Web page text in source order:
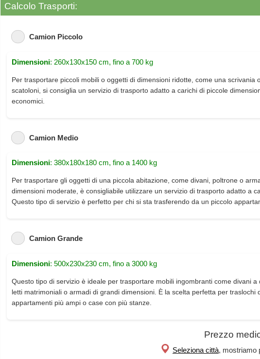
Calcolo Trasporti:
Camion Piccolo
Dimensioni: 260x130x150 cm, fino a 700 kg
Per trasportare piccoli mobili o oggetti di dimensioni ridotte, come una scrivania
scatoloni, si consiglia un servizio di trasporto adatto a carichi di piccole
economici.
Camion Medio
Dimensioni: 380x180x180 cm, fino a 1400 kg
Per trasportare gli oggetti di una piccola abitazione, come divani, poltrone o
dimensioni moderate, è consigliabile utilizzare un servizio di trasporto adatto a
Questo tipo di servizio è perfetto per chi si sta trasferendo da un piccolo
Camion Grande
Dimensioni: 500x230x230 cm, fino a 3000 kg
Questo tipo di servizio è ideale per trasportare mobili ingombranti come divani a
letti matrimoniali o armadi di grandi dimensioni. È la scelta perfetta per traslochi
appartamenti più ampi o case con più stanze.
Prezzo
Seleziona città, mostriamo